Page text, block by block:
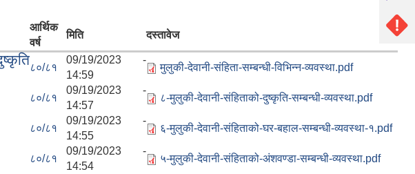
आर्थिक
वर्ष
मिति दस्तावेज
८०/८१
09/19/2023 -
14:59
मुलुकी-देवानी-संहिता-सम्बन्धी-विभिन्न-व्यवस्था.pdf
८०/८१
09/19/2023 -
14:57
८-मुलुकी-देवानी-संहिताको-दुष्कृति-सम्बन्धी-व्यवस्था.pdf
८०/८१
09/19/2023 -
14:55
६-मुलुकी-देवानी-संहिताको-घर-बहाल-सम्बन्धी-व्यवस्था-१.pdf
८०/८१
09/19/2023 -
14:54
५-मुलुकी-देवानी-संहिताको-अंशवण्डा-सम्बन्धी-व्यवस्था.pdf